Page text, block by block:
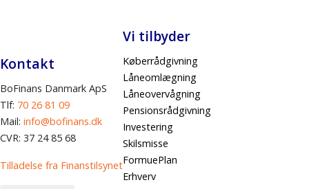
Kontakt
BoFinans Danmark ApS
Tlf: 70 26 81 09
Mail: info@bofinans.dk
CVR: 37 24 85 68
Tilladelse fra Finanstilsynet
Vi tilbyder
Køberrådgivning
Låneomlægning
Låneovervågning
Pensionsrådgivning
Investering
Skilsmisse
FormuePlan
Erhverv